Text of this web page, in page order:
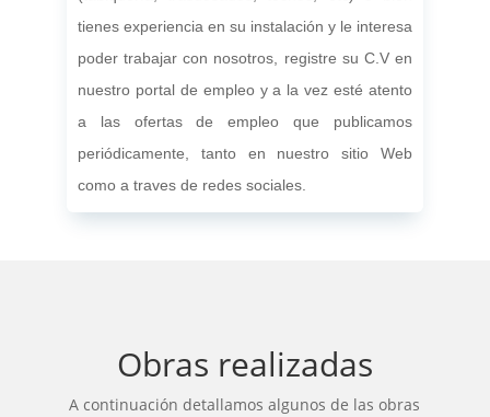
tienes experiencia en su instalación y le interesa
poder trabajar con nosotros, registre su C.V en
nuestro portal de empleo y a la vez esté atento
a las ofertas de empleo que publicamos
periódicamente, tanto en nuestro sitio Web
como a traves de redes sociales.
Obras realizadas
A continuación detallamos algunos de las obras